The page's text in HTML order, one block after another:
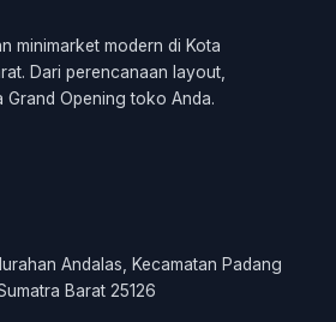
minimarket modern di Kota
Dari perencanaan layout,
Opening toko Anda.
Andalas, Kecamatan Padang
Barat 25126